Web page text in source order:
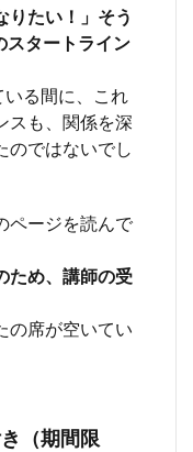
りたい！」そう
スタートライン
いる間に、これ
スも、関係を深
のではないでし
ページを読んで
ため、講師の受
の席が空いてい
（期間限